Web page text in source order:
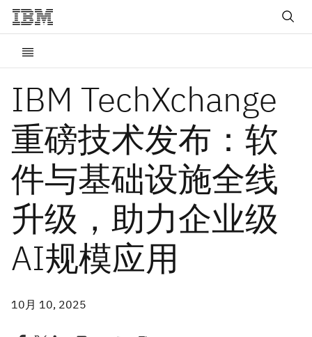
IBM TechXchange
重磅技术发布：软
件与基础设施全线
升级，助力企业级
AI规模应用
10月 10, 2025